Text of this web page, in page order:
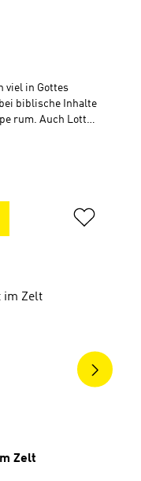
viel in Gottes
biblische Inhalte
rum. Auch Lotta
ziemlich doof,
wieder
Zelt